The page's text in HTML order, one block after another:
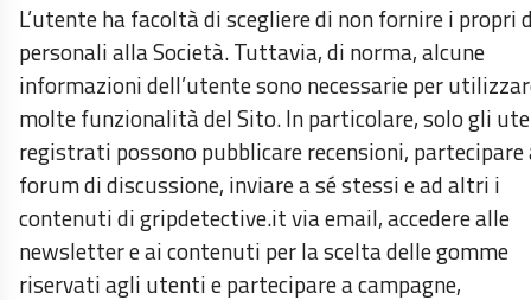
L’utente ha facoltà di scegliere di non fornire i propri
personali alla Società. Tuttavia, di norma, alcune
informazioni dell’utente sono necessarie per
molte funzionalità del Sito. In particolare, solo gli
registrati possono pubblicare recensioni, partecipare
forum di discussione, inviare a sé stessi e ad altri i
contenuti di gripdetective.it via email, accedere alle
newsletter e ai contenuti per la scelta delle gomme
riservati agli utenti e partecipare a campagne,